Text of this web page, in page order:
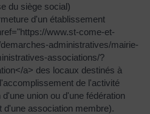
du siège social)
d'un établissement
www.st-come-et-
administratives/mairie-
associations/?
a> des locaux destinés à
de l'activité
union ou d'une fédération
d'une association membre).